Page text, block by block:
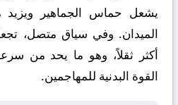
يشعل حماس الجماهير ويزيد
الميدان. وفي سياق متصل،
أكثر ثقلاً، وهو ما يحد من
القوة البدنية للمهاجمين.